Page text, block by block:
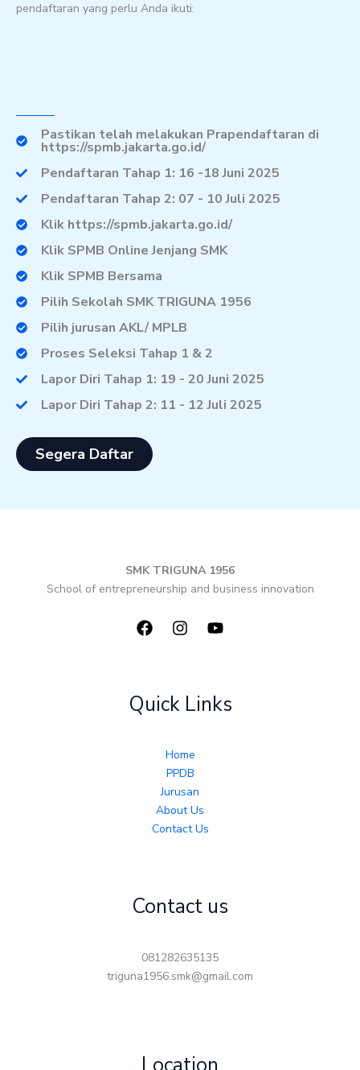
pendaftaran yang perlu Anda ikuti:
Pastikan telah melakukan Prapendaftaran di
https://spmb.jakarta.go.id/
Pendaftaran Tahap 1: 16 -18 Juni 2025
Pendaftaran Tahap 2: 07 - 10 Juli 2025
Klik https://spmb.jakarta.go.id/
Klik SPMB Online Jenjang SMK
Klik SPMB Bersama
Pilih Sekolah SMK TRIGUNA 1956
Pilih jurusan AKL/ MPLB
Proses Seleksi Tahap 1 & 2
Lapor Diri Tahap 1: 19 - 20 Juni 2025
Lapor Diri Tahap 2: 11 - 12 Juli 2025
Segera Daftar
SMK TRIGUNA 1956
School of entrepreneurship and business innovation
Quick Links
Home
PPDB
Jurusan
About Us
Contact Us
Contact us
081282635135
triguna1956.smk@gmail.com